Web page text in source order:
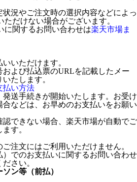
況やご注文時の選択内容などによっ
ただけない場合がございます。
に関するお問い合わせは楽天市場ま
いただけます。
および払込票のURLを記載したメー
たします。
払い方法
送手続きが開始いたします。お受け
などは、お早めのお支払いをお願い
認できない場合、楽天市場が自動でご
す。
注文にはご利用いただけません。
でのお支払いに関するお問い合わせ
ださい。
ン等（前払）